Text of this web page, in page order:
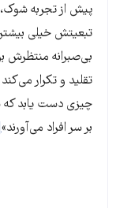
پیش از تجربه
تبعیتش خیلی
بی‌صبرانه منتظرش
تقلید و تکرار
چیزی دست یابد که
بر سر افراد می‌آورند»